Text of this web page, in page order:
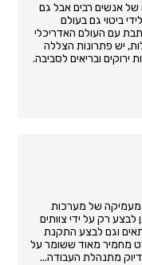
של אנשים רבים אבל גם
ביטוי גם בעולם
עם העולם האדריכלי
יש פתרונות הצללה
ירוקים ובריאים לסביבה.
מעמיקה של מערכות
לבצע רק על ידי צוותים
וגם לבצע התקנת
מחמיר מאוד ששומר על
מתנהלת העבודה...